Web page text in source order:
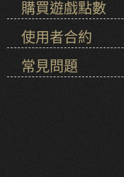
購買遊戲點數
使用者合約
常見問題